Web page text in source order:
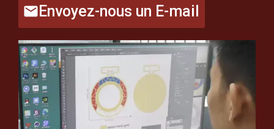
Envoyez-nous un E-mail